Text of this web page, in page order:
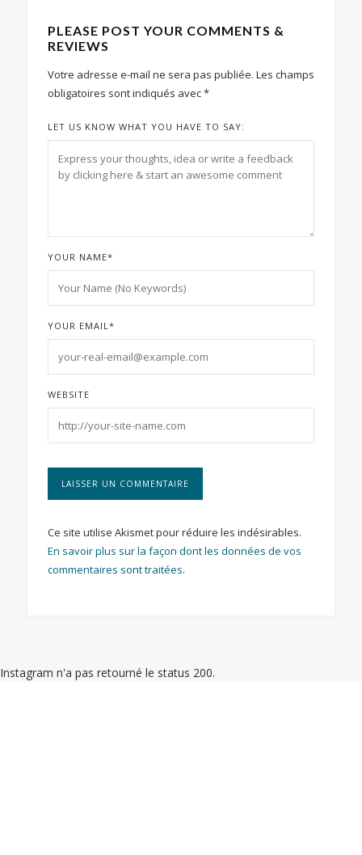
PLEASE POST YOUR COMMENTS &
REVIEWS
Votre adresse e-mail ne sera pas publiée. Les champs
obligatoires sont indiqués avec*
LET US KNOW WHAT YOU HAVE TO SAY:
YOUR NAME*
YOUR EMAIL*
WEBSITE
Ce site utilise Akismet pour réduire les indésirables.
En savoir plus sur la façon dont les données de vos
commentaires sont traitées.
Instagram n'a pas retourné le status 200.